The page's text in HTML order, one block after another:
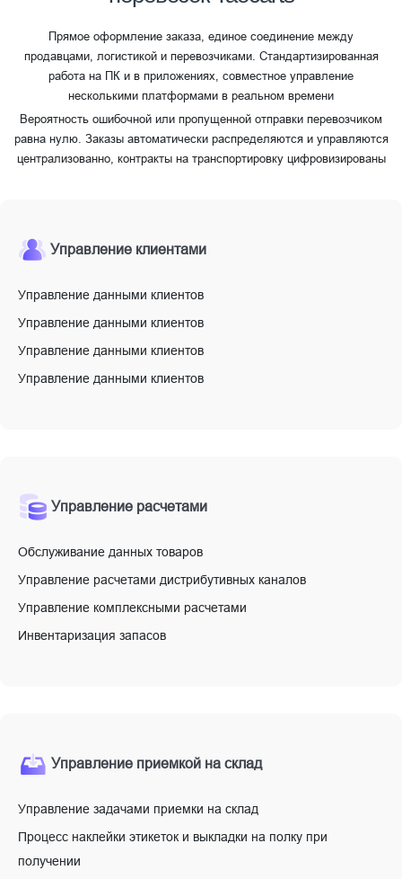
Прямое оформление заказа, единое соединение между
продавцами, логистикой и перевозчиками. Стандартизированная
работа на ПК и в приложениях, совместное управление
несколькими платформами в реальном времени
Вероятность ошибочной или пропущенной отправки перевозчиком
равна нулю. Заказы автоматически распределяются и управляются
централизованно, контракты на транспортировку цифровизированы
Управление клиентами
Управление данными клиентов
Управление данными клиентов
Управление данными клиентов
Управление данными клиентов
Управление расчетами
Обслуживание данных товаров
Управление расчетами дистрибутивных каналов
Управление комплексными расчетами
Инвентаризация запасов
Управление приемкой на склад
Управление задачами приемки на склад
Процесс наклейки этикеток и выкладки на полку при
получении